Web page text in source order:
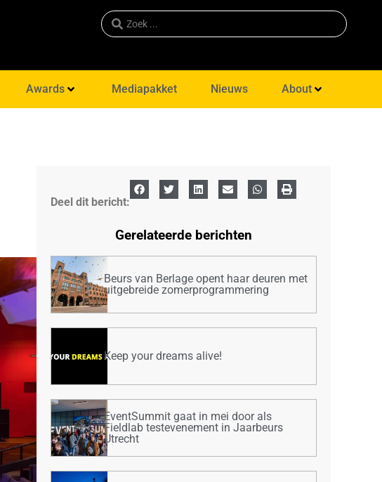
Awards Mediapakket Nieuws About
Deel dit bericht:
Gerelateerde berichten
Beurs van Berlage opent haar deuren met
uitgebreide zomerprogrammering
Keep your dreams alive!
EventSummit gaat in mei door als
Fieldlab testevenement in Jaarbeurs
Utrecht